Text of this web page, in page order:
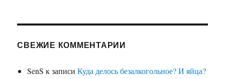
СВЕЖИЕ КОММЕНТАРИИ
SenS к записиКуда делось безалкогольное? И яйца?